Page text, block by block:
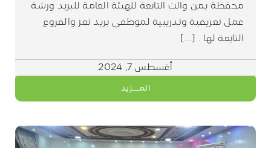
محفظة يمن والت التابعة للهيئة العامة للبريد ورشة
عمل تعريفية وتدريبية لموظفي بريد تعز والفروع
التابعة لها . [...]
أغسطس 7, 2024
المـــزيد